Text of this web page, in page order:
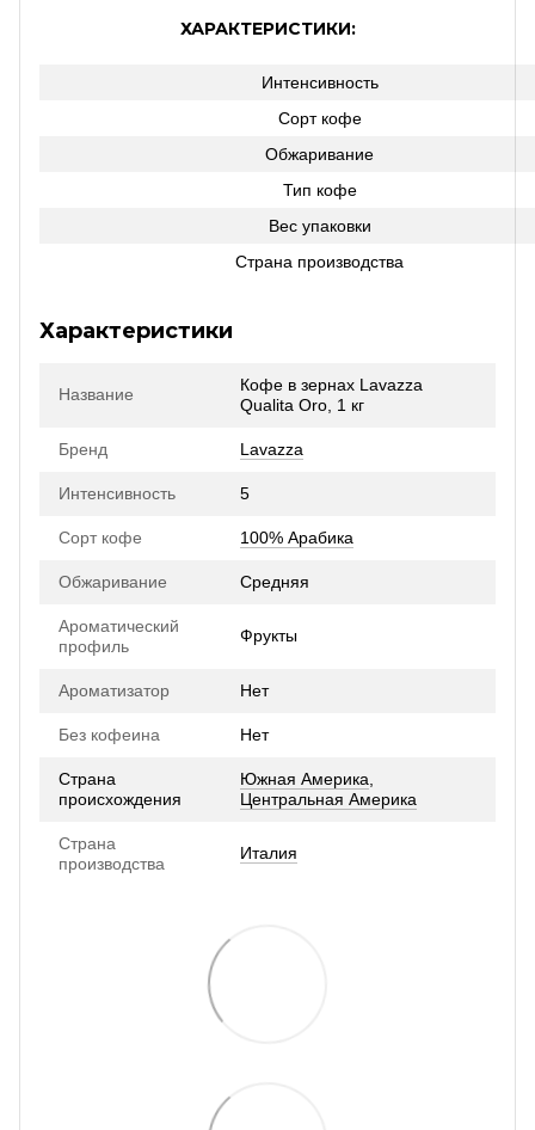
ХАРАКТЕРИСТИКИ:
Интенсивность
Сорт кофе
Обжаривание
Тип кофе
Вес упаковки
Страна производства
Характеристики
Название
Кофе в зернах Lavazza
Qualita Oro, 1 кг
Бренд Lavazza
Интенсивность 5
Сорт кофе 100% Арабика
Обжаривание Средняя
Ароматический
профиль
Фрукты
Ароматизатор Нет
Без кофеина Нет
Страна
происхождения
Южная Америка
Центральная Америка
Страна
производства
Италия